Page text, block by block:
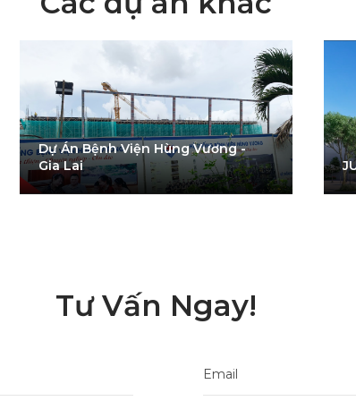
Dự Án Bệnh Viện Hùng Vương -
Gia Lai
Tư Vấn Ngay!